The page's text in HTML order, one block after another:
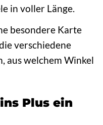
in voller Länge.
besondere Karte
verschiedene
aus welchem Winkel
Plus ein